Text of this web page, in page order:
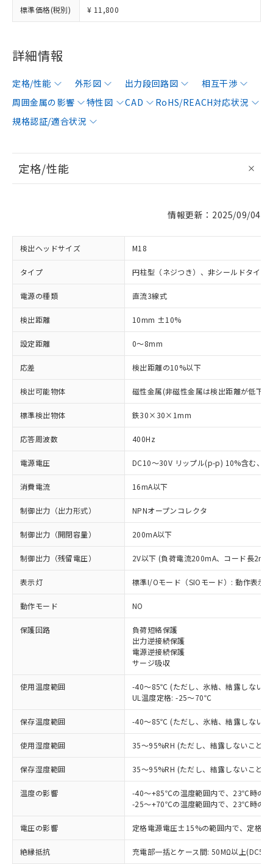
標準価格(税別) ¥ 11,800
詳細情報
定格/性能 外形図 出力段回路図
相互干渉
周囲金属の影響
特性図 CAD
RoHS/REACH対応状況
規格認証/適合状況
定格/性能
情報更新：2025/09/04
検出ヘッドサイズ M18
タイプ 円柱型（ネジつき）、非シールドタイプ
電源の種類 直流3線式
検出距離 10mm ±10%
設定距離 0～8mm
応差 検出距離の10%以下
検出可能物体 磁性金属(非磁性金属は検出距離が低下し
標準検出物体 鉄30×30×1mm
応答周波数 400Hz
電源電圧 DC10～30V リップル(p-p) 10%含む、
消費電流 16mA以下
制御出力（出力形式） NPNオープンコレクタ
制御出力（開閉容量） 200mA以下
制御出力（残留電圧） 2V以下 (負荷電流200mA、コード長2m
表示灯 標準I/Oモード（SIOモード）: 動作表示
動作モード NO
保護回路
負荷短絡保護
出力逆接続保護
電源逆接続保護
サージ吸収
使用温度範囲
-40～85℃ (ただし、氷結、結露しないこ
UL温度定格: -25～70℃
保存温度範囲 -40～85℃ (ただし、氷結、結露しないこ
使用湿度範囲 35～95%RH (ただし、結露しないこと)
保存湿度範囲 35～95%RH (ただし、結露しないこと)
温度の影響
-40～+85℃の温度範囲内で、23℃時の
-25～+70℃の温度範囲内で、23℃時の
電圧の影響 定格電源電圧±15%の範囲内で、定格
絶縁抵抗 充電部一括とケース間: 50MΩ以上
ご利用条件
以下の条件をお読みいただき、同意のうえ
本サービスは、当社制御機器事業取扱
商品の当社在庫状況および標準価格
(税抜)を提供させていただくもので
本サービスの対象外となる商品もある
※1 対応状況
対応済み：EU RoHS指令（10物質）の
非含有に対応した製品が提供可能な商品で
す。
対応予定：EU RoHS指令（10物質）の非含
商品です。
対応予定なし：EU RoHS指令（10物質）の
非含有に非対応の商品で、対応品を出す予
定はありません。
調査・確認中：EU RoHS指令（10物質）の
非含有の対応状況を調査中または確認中の
非該当品：ライセンス料など無形物で、有
害物質有無と関係のない商品です。
仕入先様の事情により、非含有部品として
いたものが、含有品と判明した場合などや
※1 中国RoHS○×表
「○」：最大均質材料含有率が中国RoHSの
基準値以下であることを示します。
「×」：最大均質材料含有率が中国RoHSの
基準値を超えていることを示します。
当社は、これら貴社製品のうち、外国